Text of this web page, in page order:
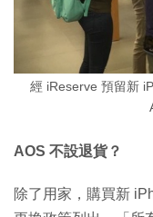
經 iReserve 預留新
AOS 不設退貨？
除了用家，購買新